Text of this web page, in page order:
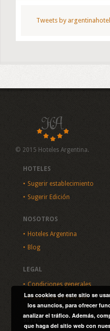
Tweets by argentinahotel_
© 2015 Hoteles Argentina.
HOTELES
Sugerir establecimiento
Sugerir Edición
NOSOTROS
Hoteles Argentina
Blog
LEGAL
Condiciones generales
Política de privacidad
SITIO
Las cookies de este sitio se
los anuncios, para ofrecer
analizar el tráfico. Además,
que haga del sitio web con